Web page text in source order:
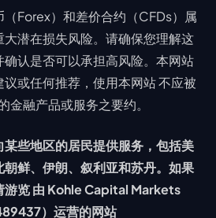
（Forex）和差价合约（CFDs）属
潜在损失风险。请确保您理解这
认是否可以承担高风险。本网站
或任何推荐，使用本网站 不应被
金融产品或服务之要约。
些地区的居民提供服务，包括美
鲜、伊朗、叙利亚和苏丹。如果
游览 由 Kohle Capital Markets
）运营的网站